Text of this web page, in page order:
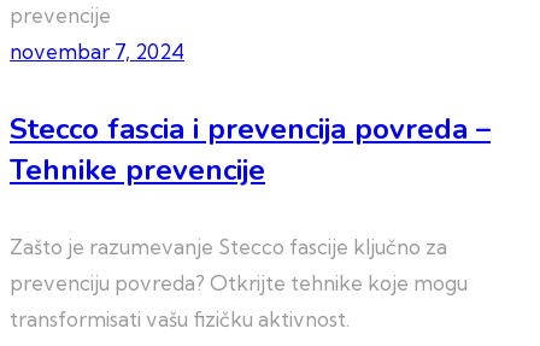
novembar 7, 2024
Stecco fascia i prevencija povreda –
Tehnike prevencije
Zašto je razumevanje Stecco fascije ključno za
prevenciju povreda? Otkrijte tehnike koje mogu
transformisati vašu fizičku aktivnost.